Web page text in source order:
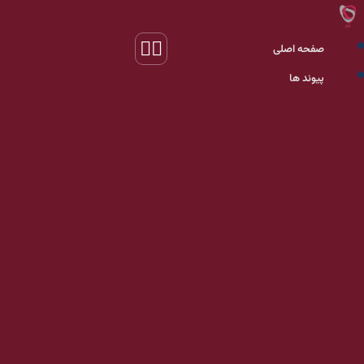
صفحه اصلی
پیوند ها